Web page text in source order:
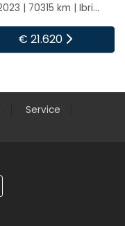
8/2023 | 27596 km | Elettrica/benzina | Automatico
€ 22.420
Service